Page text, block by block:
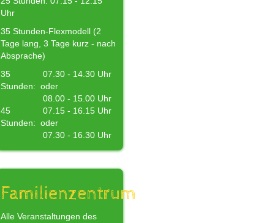
Uhr
35 Stunden-Flexmodell (2
Tage lang, 3 Tage kurz - nach
Absprache)
35
Stunden:
07.30 - 14.30 Uhr
oder
08.00 - 15.00 Uhr
45
Stunden:
07.15 - 16.15 Uhr
oder
07.30 - 16.30 Uhr
Familienzentrum
Alle Veranstaltungen des